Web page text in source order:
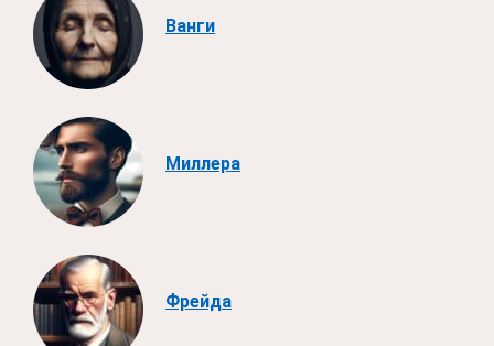
Ванги
Миллера
Фрейда